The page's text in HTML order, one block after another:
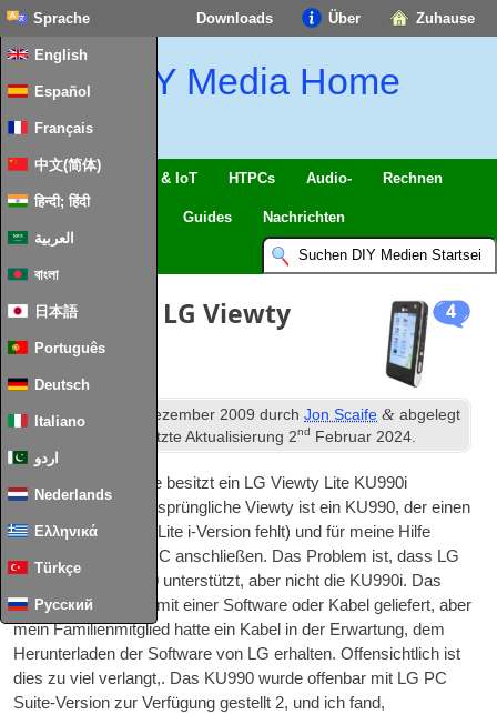
Zuhause
Über
Downloads
Sprache
English
Español
Français
中文(简体)
हिन्दी; हिंदी
العربية
বাংলা
日本語
Português
Deutsch
Italiano
اردو
Nederlands
Ελληνικά
Türkçe
Русский
DIY Media Home
Intelligentes Zuhause & IoT HTPCs Audio- Rechnen
Guides Nachrichten
4
PC Suite für LG Viewty
KU990i Lite
Veröffentlicht Dezember 2009 durchJon Scaife & abgelegt
. Letzte Aktualisierung2nd Februar 2024.
Einer meiner Familie besitzt ein LG Viewty Lite KU990i
(Anmerkung: Der ursprüngliche Viewty ist ein KU990, der einen
Stift enthält, der der Lite i-Version fehlt) und für meine Hilfe
gebeten, um ihren PC anschließen. Das Problem ist, dass LG
scheinen die KU990 unterstützt, aber nicht die KU990i. Das
Telefon wurde nicht mit einer Software oder Kabel geliefert, aber
mein Familienmitglied hatte ein Kabel in der Erwartung, dem
Herunterladen der Software von LG erhalten. Offensichtlich ist
dies zu viel verlangt,. Das KU990 wurde offenbar mit LG PC
Suite-Version zur Verfügung gestellt 2, und ich fand,